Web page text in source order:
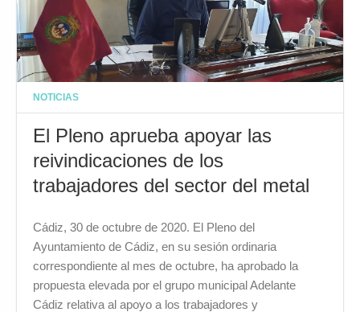
NOTICIAS
El Pleno aprueba apoyar las
reivindicaciones de los
trabajadores del sector del metal
Cádiz, 30 de octubre de 2020. El Pleno del
Ayuntamiento de Cádiz, en su sesión ordinaria
correspondiente al mes de octubre, ha aprobado la
propuesta elevada por el grupo municipal Adelante
Cádiz relativa al apoyo a los trabajadores y